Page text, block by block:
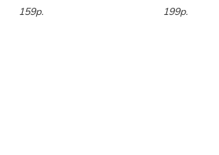
159р. 199р.